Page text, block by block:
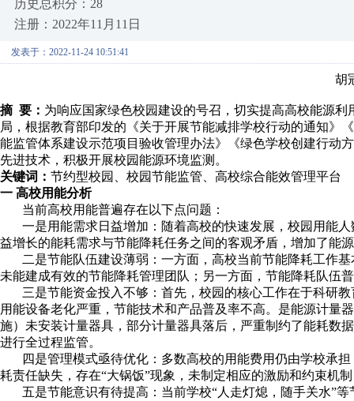
历史总积分：28
注册：2022年11月11日
发表于：2022-11-24 10:51:41
胡
摘 要： 为响应国家绿色校园建设的号召，切实提高高校能源
局，根据教育部印发的《关于开展节能减排学校行动的通知》
能监管体系建设示范项目验收管理办法》《绿色学校创建行动
先进技术，积极开展校园能源环境监测。
关键词： 节约型校园、校园节能监管、高校综合能效管理平台
一 高校用能分析
当前高校用能普遍存在以下点问题：
一是用能需求日益增加：随着高校的快速发展，校园用能人
益增长的能耗需求与节能降耗任务之间的客观矛盾，增加了能
二是节能队伍建设薄弱：一方面，高校当前节能降耗工作基
未能建成有效的节能降耗管理团队；另一方面，节能降耗队伍
三是节能资金投入不够：首先，校园的核心工作在于科研教
用能设备老化严重，节能技术和产品普及率不高。是能源计量
施）未安装计量器具，部分计量器具落后，严重制约了能耗数
进行全过程监管。
四是管理模式亟待优化：多数高校的用能费用仍由学校承担
耗责任缺失，存在“大锅饭”现象，未制定相应的激励和约束机
五是节能意识有待提高：当前学校“人走灯熄，随手关水”等